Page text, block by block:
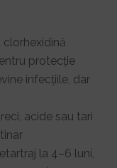
protecție
infecțiile, dar
acide sau tari
la 4–6 luni,